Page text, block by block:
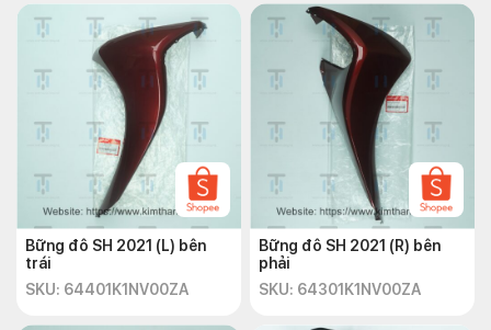
Bững đô SH 2021 (L) bên
trái
SKU: 64401K1NV00ZA
Bững đô SH 2021 (R) bên
phải
SKU: 64301K1NV00ZA